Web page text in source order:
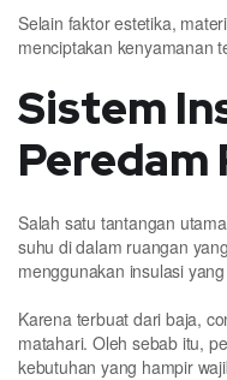
Selain faktor estetika,
menciptakan kenyamanan
Sistem
Peredam
Salah satu tantangan
suhu di dalam ruangan
menggunakan insulasi
Karena terbuat dari baja,
matahari. Oleh sebab itu,
kebutuhan yang hampir